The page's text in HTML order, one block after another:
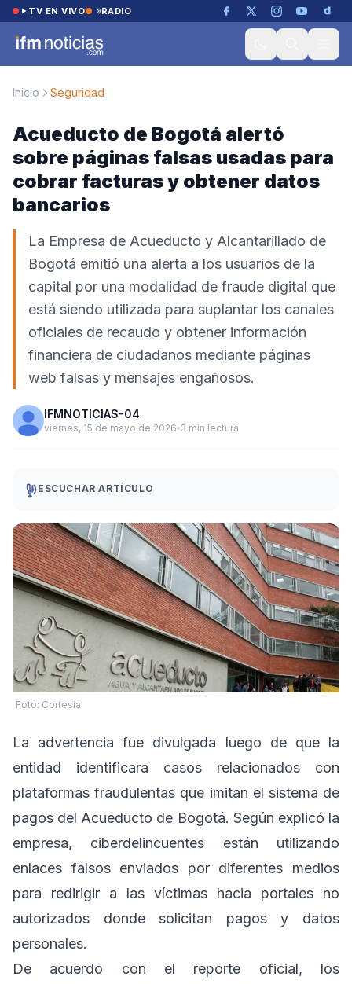
Saltar al contenido
TV EN VIVO RADIO
Inicio Seguridad
Acueducto de Bogotá alertó
sobre páginas falsas usadas para
cobrar facturas y obtener datos
bancarios
La Empresa de Acueducto y Alcantarillado de
Bogotá emitió una alerta a los usuarios de la
capital por una modalidad de fraude digital que
está siendo utilizada para suplantar los canales
oficiales de recaudo y obtener información
financiera de ciudadanos mediante páginas
web falsas y mensajes engañosos.
IFMNOTICIAS-04
viernes, 15 de mayo de 2026 3 min lectura
ESCUCHAR ARTÍCULO
Foto: Cortesía
La advertencia fue divulgada luego de que la
entidad identificara casos relacionados con
plataformas fraudulentas que imitan el sistema de
pagos del Acueducto de Bogotá. Según explicó la
empresa, ciberdelincuentes están utilizando
enlaces falsos enviados por diferentes medios
para redirigir a las víctimas hacia portales no
autorizados donde solicitan pagos y datos
personales.
De acuerdo con el reporte oficial, los